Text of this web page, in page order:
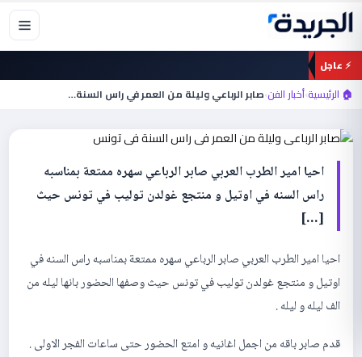
تخطي
المحتوى
⚡ عاجل
🏠 الرئيسية›أخبار الفن›صابر الرباعي وليلة من العمر في راس السنة…
أخبار الفن
صابر الرباعي وليلة من العمر في راس السنة في
احيا امير الطرب العربي صابر الرباعي سهره ممتعة بمناسبه
راس السنه في اوتيل و منتجع غولدن توليب في تونس حيث
[…]
احيا امير الطرب العربي صابر الرباعي سهره ممتعة بمناسبه راس السنه في
اوتيل و منتجع غولدن توليب في تونس حيث وصفها الحضور بانها ليله من
الف ليله و ليله .
قدم صابر باقه من اجمل اغانيه و امتع الحضور حتى ساعات الفجر الاولى .